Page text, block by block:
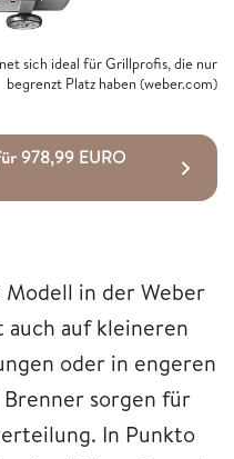
sich ideal für Grillprofis, die nur
begrenzt Platz haben (weber.com)
978,99 EURO
Modell in der Weber
auch auf kleineren
oder in engeren
Brenner sorgen für
In Punkto